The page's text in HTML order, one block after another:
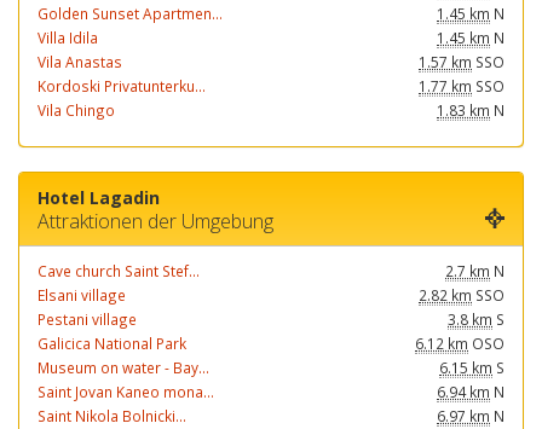
Golden Sunset Apartmen...
1.45 km N
Villa Idila
1.45 km N
Vila Anastas
1.57 km SSO
Kordoski Privatunterku...
1.77 km SSO
Vila Chingo
1.83 km N
Hotel Lagadin
Attraktionen der Umgebung
Cave church Saint Stef... 2.7 km N
Elsani village
2.82 km SSO
Pestani village
3.8 km S
Galicica National Park
6.12 km OSO
Museum on water - Bay...
6.15 km S
Saint Jovan Kaneo mona...
6.94 km N
Saint Nikola Bolnicki...
6.97 km N